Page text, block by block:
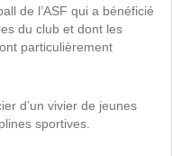
de l’ASF qui a bénéficié
du club et dont les
particulièrement
d’un vivier de jeunes
sportives.